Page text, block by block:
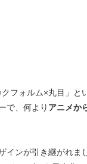
フォルム×丸目」と
で、何より アニメか
ンが引き継がれま